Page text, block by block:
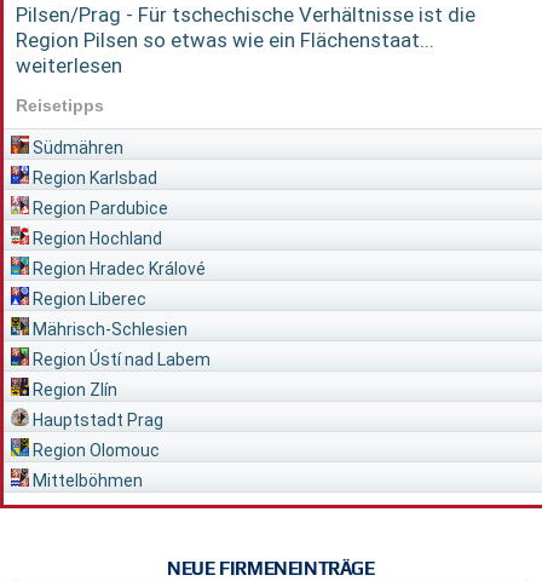
Pilsen/Prag - Für tschechische Verhältnisse ist die
Region Pilsen so etwas wie ein Flächenstaat...
weiterlesen
Reisetipps
Südmähren
Region Karlsbad
Region Pardubice
Region Hochland
Region Hradec Králové
Region Liberec
Mährisch-Schlesien
Region Ústí nad Labem
Region Zlín
Hauptstadt Prag
Region Olomouc
Mittelböhmen
NEUE FIRMENEINTRÄGE